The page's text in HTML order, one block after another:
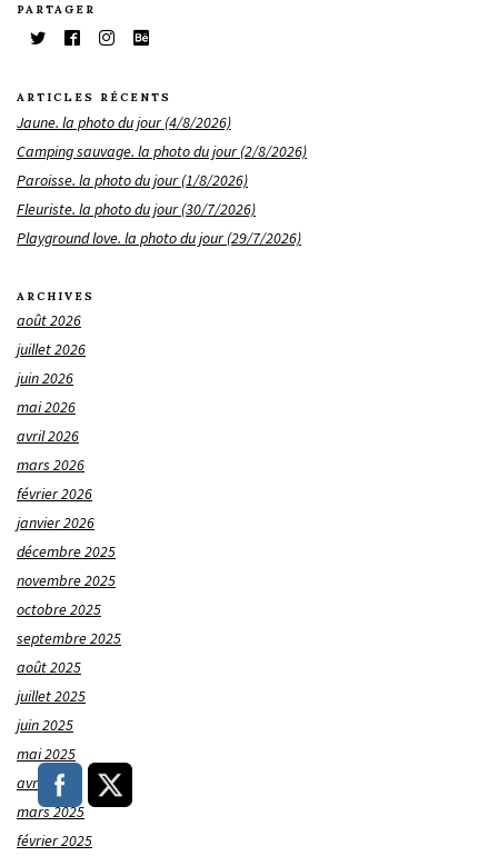
PARTAGER
ARTICLES RÉCENTS
Jaune. la photo du jour (4/8/2026)
Camping sauvage. la photo du jour (2/8/2026)
Paroisse. la photo du jour (1/8/2026)
Fleuriste. la photo du jour (30/7/2026)
Playground love. la photo du jour (29/7/2026)
ARCHIVES
août 2026
juillet 2026
juin 2026
mai 2026
avril 2026
mars 2026
février 2026
janvier 2026
décembre 2025
novembre 2025
octobre 2025
septembre 2025
août 2025
juillet 2025
juin 2025
mai 2025
avril 2025
mars 2025
février 2025